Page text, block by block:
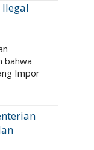
Ilegal
bahwa
Impor